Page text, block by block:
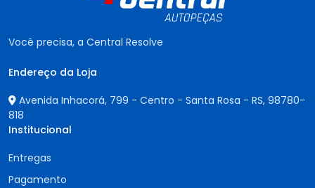
Você precisa, a Central Resolve
Endereço da Loja
Avenida Inhacorá, 799 - Centro - Santa Rosa - RS, 98780-
818
Institucional
Entregas
Pagamento